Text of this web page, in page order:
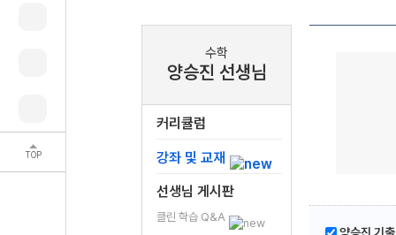
TOP
수학
양승진 선생님
커리큘럼
강좌 및 교재
선생님 게시판
클린 학습 Q&A